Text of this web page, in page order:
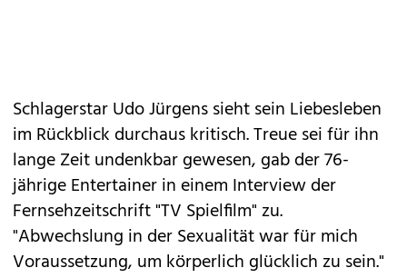
Schlagerstar Udo Jürgenssieht sein Liebesleben
im Rückblick durchaus kritisch. Treue sei für ihn
lange Zeit undenkbar gewesen, gab der 76-
jährige Entertainer in einem Interview der
Fernsehzeitschrift "TV Spielfilm" zu.
"Abwechslung in der Sexualität war für mich
Voraussetzung, um körperlich glücklich zu sein."